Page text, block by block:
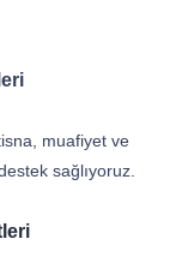
muafiyet ve
sağlıyoruz.